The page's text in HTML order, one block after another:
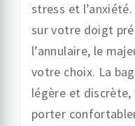
stress et
sur votre doigt
l’annulaire, le
votre choix. La
légère et
porter